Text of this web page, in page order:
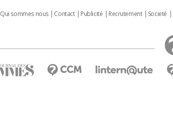
Qui sommes nous Contact Publicité Recrutement Societé